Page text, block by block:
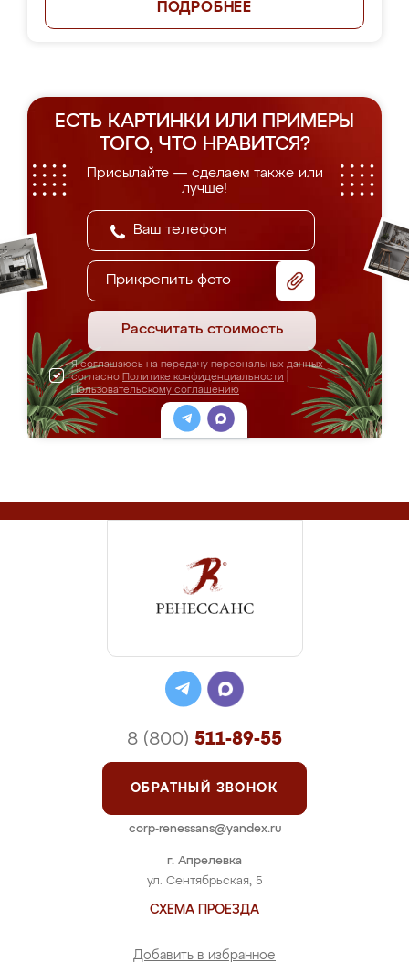
ПОДРОБНЕЕ
ЕСТЬ КАРТИНКИ ИЛИ ПРИМЕРЫ
ТОГО, ЧТО НРАВИТСЯ?
Присылайте — сделаем также или
лучше!
Прикрепить фото
Рассчитать стоимость
Я соглашаюсь на передачу персональных данных
согласно Политике конфиденциальности
Пользовательскому соглашению
г. Апрелевка
ул. Сентябрьская, 5
СХЕМА ПРОЕЗДА
Добавить в избранное
8 (800) 511-89-55
ОБРАТНЫЙ ЗВОНОК
corp-renessans@yandex.ru